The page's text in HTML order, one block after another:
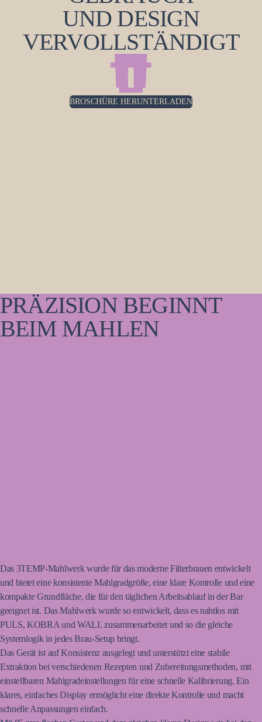
UND DESIGN
VERVOLLSTÄNDIGT
BROSCHÜRE HERUNTERLADEN
PRÄZISION BEGINNT
BEIM MAHLEN
Das 3TEMP-Mahlwerk wurde für das moderne Filterbrauen entwickelt
und bietet eine konsistente Mahlgradgröße, eine klare Kontrolle und eine
kompakte Grundfläche, die für den täglichen Arbeitsablauf in der Bar
geeignet ist. Das Mahlwerk wurde so entwickelt, dass es nahtlos mit
PULS, KOBRA und WALL zusammenarbeitet und so die gleiche
Systemlogik in jedes Brau-Setup bringt.
Das Gerät ist auf Konsistenz ausgelegt und unterstützt eine stabile
Extraktion bei verschiedenen Rezepten und Zubereitungsmethoden, mit
einstellbaren Mahlgradeinstellungen für eine schnelle Kalibrierung. Ein
klares, einfaches Display ermöglicht eine direkte Kontrolle und macht
schnelle Anpassungen einfach.